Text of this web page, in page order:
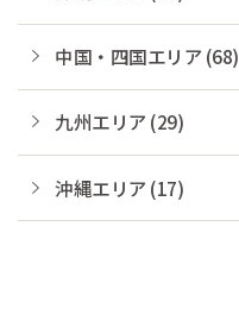
中国・四国エリア (68)
九州エリア (29)
沖縄エリア (17)